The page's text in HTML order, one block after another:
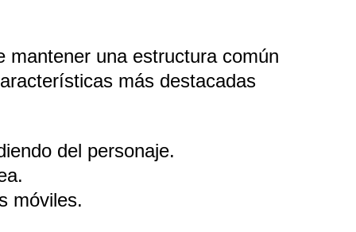
mantener una estructura común
más destacadas
del personaje.
móviles.